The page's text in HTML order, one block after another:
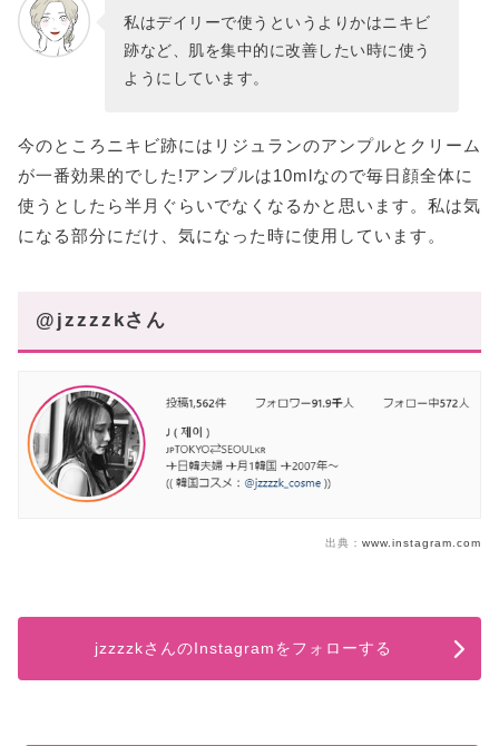
私はデイリーで使うというよりかはニキビ
跡など、肌を集中的に改善したい時に使う
ようにしています。
今のところニキビ跡にはリジュランのアンプルとクリーム
が一番効果的でした!アンプルは10mlなので毎日顔全体に
使うとしたら半月ぐらいでなくなるかと思います。私は気
になる部分にだけ、気になった時に使用しています。
@jzzzzkさん
出典： www.instagram.com
jzzzzkさんのInstagramをフォローする